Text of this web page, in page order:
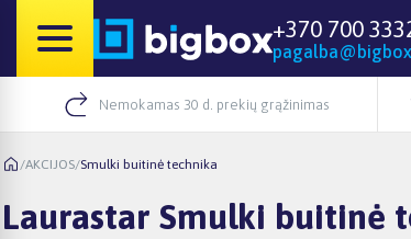
+370 700
Nemokamas 30 d. prekių grąžinimas
/AKCIJOS/Smulki buitinė technika
Laurastar Smulki buitinė